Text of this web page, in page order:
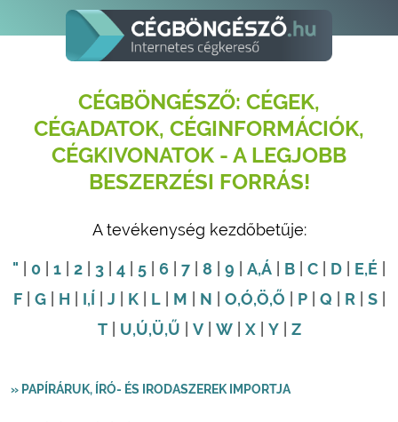
CÉGBÖNGÉSZŐ: CÉGEK,
CÉGADATOK, CÉGINFORMÁCIÓK,
CÉGKIVONATOK - A LEGJOBB
BESZERZÉSI FORRÁS!
A tevékenység kezdőbetűje:
" 0 1 2 3 4 5 6 7 8 9 A,Á B C D E,É
F| G| H I,Í J K| L| M N O,Ó,Ö,Ő P| Q R S|
T| U,Ú,Ü,Ű V| W| X| Y| Z
» PAPÍRÁRUK, ÍRÓ- ÉS IRODASZEREK IMPORTJA